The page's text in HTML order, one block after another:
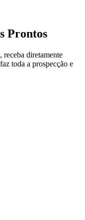
Prontos
receba diretamente
toda a prospecção e